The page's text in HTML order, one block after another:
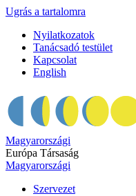
Ugrás a tartalomra
Nyilatkozatok
Tanácsadó testület
Kapcsolat
English
Magyarországi
Európa Társaság
Magyarországi
Szervezet